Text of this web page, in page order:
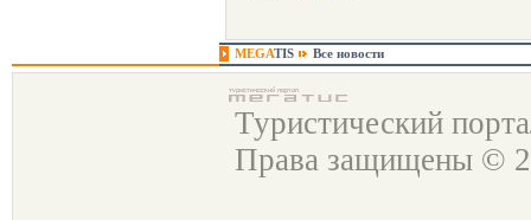
MEGATIS Все новости
Туристический
Права защищены ©